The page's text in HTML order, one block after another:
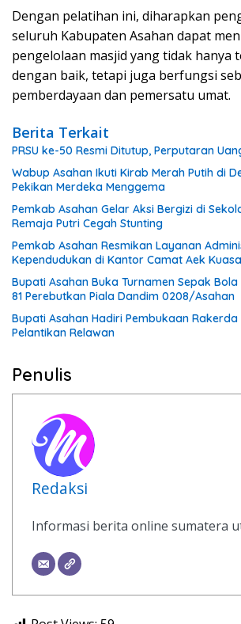
Dengan pelatihan ini, diharapkan
seluruh Kabupaten Asahan dapat
pengelolaan masjid yang tidak hanya
dengan baik, tetapi juga berfungsi
pemberdayaan dan pemersatu umat.
Berita Terkait
PRSU ke-50 Resmi Ditutup, Perputaran
Wabup Asahan Ikuti Kirab Merah Putih di
Pekikan Merdeka Menggema
Pemkab Asahan Gelar Aksi Bergizi di
Remaja Putri Cegah Stunting
Pemkab Asahan Resmikan Layanan
Kependudukan di Kantor Camat Aek
Bupati Asahan Buka Turnamen Sepak
81 Perebutkan Piala Dandim 0208/Asahan
Bupati Asahan Hadiri Pembukaan Rakerda
Pelantikan Relawan
Penulis
Redaksi
Informasi berita online sumatera